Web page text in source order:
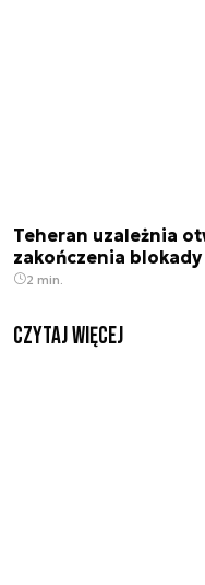
Teheran uzależnia
zakończenia
2 min.
czytaj więcej